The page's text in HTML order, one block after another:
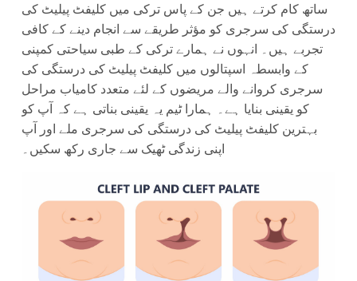
ساتھ کام کرتے ہیں جن کے پاس ترکی میں کلیفٹ پیلیٹ کی
درستگی کی سرجری کو مؤثر طریقے سے انجام دینے کے کافی
تجربے ہیں۔ انہوں نے ہمارے ترکی کے طبی سیاحتی کمپنی
کے وابسطہ اسپتالوں میں کلیفٹ پیلیٹ کی درستگی کی
سرجری کروانے والے مریضوں کے لئے متعدد کامیاب مراحل
کو یقینی بنایا ہے۔ ہمارا ٹیم یہ یقینی بناتی ہے کہ آپ کو
بہترین کلیفٹ پیلیٹ کی درستگی کی سرجری ملے اور آپ
اپنی زندگی ٹھیک سے جاری رکھ سکیں۔